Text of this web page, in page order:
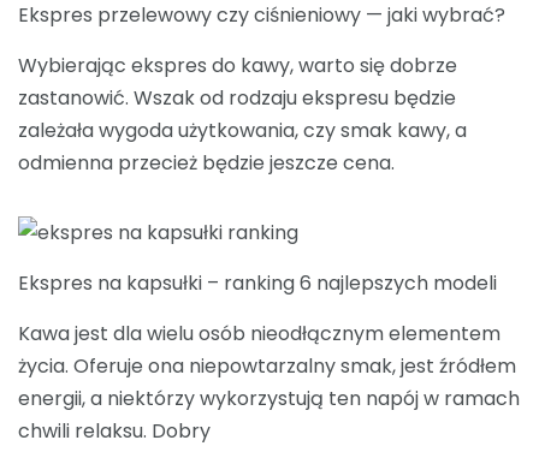
Ekspres przelewowy czy ciśnieniowy — jaki wybrać?
Wybierając ekspres do kawy, warto się dobrze
zastanowić. Wszak od rodzaju ekspresu będzie
zależała wygoda użytkowania, czy smak kawy, a
odmienna przecież będzie jeszcze cena.
Ekspres na kapsułki – ranking 6 najlepszych modeli
Kawa jest dla wielu osób nieodłącznym elementem
życia. Oferuje ona niepowtarzalny smak, jest źródłem
energii, a niektórzy wykorzystują ten napój w ramach
chwili relaksu. Dobry